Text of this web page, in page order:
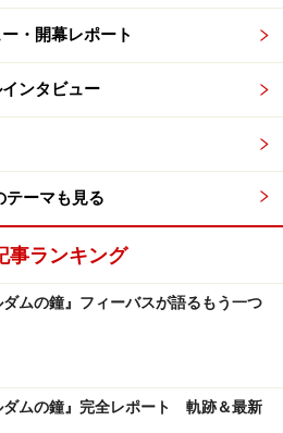
、それまで観る機会が無かった
けのミュージカル、という意識
大人がとっても楽しめる作品な
いう時代背景を踏まえたうえで
ていて、観に来てくれた大人の
ださっているのが、舞台の私た
ます。
の映画『ANNIE/アニー』が参
代版の映画に出てくるグレース
茶目でキュートで、秘書という
ーと一緒に悪戯しちゃうような
・開幕レポート
ンタビュー
テーマも見る
事ランキング
ダムの鐘』フィーバスが語るもう一つ
ダムの鐘』完全レポート 軌跡＆最新